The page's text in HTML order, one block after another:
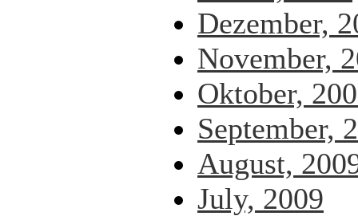
Dezember,
November,
Oktober,
September,
August,
July, 2009